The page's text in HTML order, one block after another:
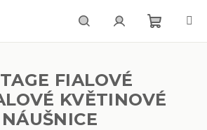
HledatPřihlášení
FIALOVÉ
KVĚTINOVÉ
NÁUŠNICE